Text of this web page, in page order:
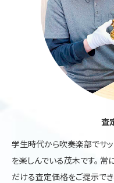
査
学生時代から吹奏楽部でサ
を楽しんでいる茂木です。
だける査定価格をご提示で